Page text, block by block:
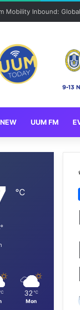
Mobility Inbound:
UUM FM
℃
32 ℃
Mon